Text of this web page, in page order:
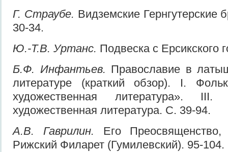
Г. Страубе. Видземские Гернгутерские
30-34.
Ю.-Т.В. Уртанс. Подвеска с Ерсикского
Б.Ф. Инфантьев. Православие в
литературе (краткий обзор). I.
художественная литература». III.
художественная литература. С. 39-94.
А.В. Гаврилин. Его Преосвященство,
Рижский Филарет (Гумилевский). 95-104.